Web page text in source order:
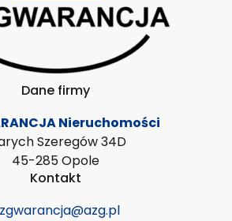
Dane firmy
Nieruchomości
Szeregów 34D
45-285 Opole
Kontakt